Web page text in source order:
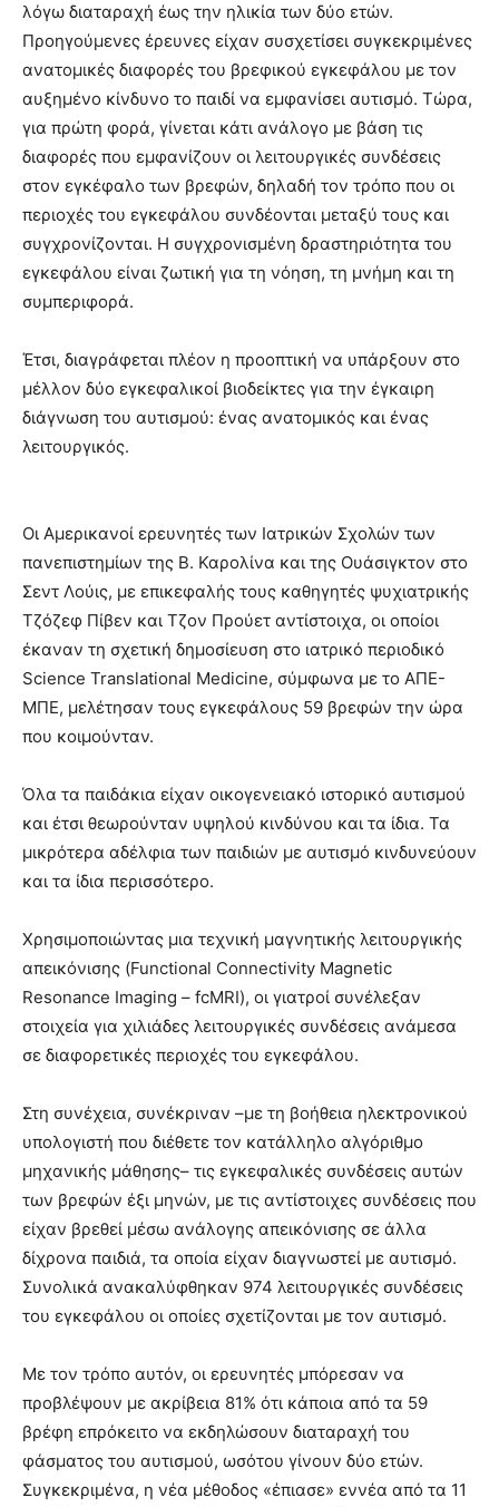
λόγω διαταραχή έως την ηλικία των δύο ετών.
Προηγούμενες έρευνες είχαν συσχετίσει συγκεκριμένες
ανατομικές διαφορές του βρεφικού εγκεφάλου με τον
αυξημένο κίνδυνο το παιδί να εμφανίσει αυτισμό. Τώρα,
για πρώτη φορά, γίνεται κάτι ανάλογο με βάση τις
διαφορές που εμφανίζουν οι λειτουργικές συνδέσεις
στον εγκέφαλο των βρεφών, δηλαδή τον τρόπο που οι
περιοχές του εγκεφάλου συνδέονται μεταξύ τους και
συγχρονίζονται. Η συγχρονισμένη δραστηριότητα του
εγκεφάλου είναι ζωτική για τη νόηση, τη μνήμη και τη
συμπεριφορά.
Έτσι, διαγράφεται πλέον η προοπτική να υπάρξουν στο
μέλλον δύο εγκεφαλικοί βιοδείκτες για την έγκαιρη
διάγνωση του αυτισμού: ένας ανατομικός και ένας
λειτουργικός.
Οι Αμερικανοί ερευνητές των Ιατρικών Σχολών των
πανεπιστημίων της Β. Καρολίνα και της Ουάσιγκτον στο
Σεντ Λούις, με επικεφαλής τους καθηγητές ψυχιατρικής
Τζόζεφ Πίβεν και Τζον Προύετ αντίστοιχα, οι οποίοι
έκαναν τη σχετική δημοσίευση στο ιατρικό περιοδικό
Science Translational Medicine, σύμφωνα με το ΑΠΕ-
ΜΠΕ, μελέτησαν τους εγκεφάλους 59 βρεφών την ώρα
που κοιμούνταν.
Όλα τα παιδάκια είχαν οικογενειακό ιστορικό αυτισμού
και έτσι θεωρούνταν υψηλού κινδύνου και τα ίδια. Τα
μικρότερα αδέλφια των παιδιών με αυτισμό κινδυνεύουν
και τα ίδια περισσότερο.
Χρησιμοποιώντας μια τεχνική μαγνητικής λειτουργικής
απεικόνισης (Functional Connectivity Magnetic
Resonance Imaging – fcMRI), οι γιατροί συνέλεξαν
στοιχεία για χιλιάδες λειτουργικές συνδέσεις ανάμεσα
σε διαφορετικές περιοχές του εγκεφάλου.
Στη συνέχεια, συνέκριναν –με τη βοήθεια ηλεκτρονικού
υπολογιστή που διέθετε τον κατάλληλο αλγόριθμο
μηχανικής μάθησης– τις εγκεφαλικές συνδέσεις αυτών
των βρεφών έξι μηνών, με τις αντίστοιχες συνδέσεις που
είχαν βρεθεί μέσω ανάλογης απεικόνισης σε άλλα
δίχρονα παιδιά, τα οποία είχαν διαγνωστεί με αυτισμό.
Συνολικά ανακαλύφθηκαν 974 λειτουργικές συνδέσεις
του εγκεφάλου οι οποίες σχετίζονται με τον αυτισμό.
Με τον τρόπο αυτόν, οι ερευνητές μπόρεσαν να
προβλέψουν με ακρίβεια 81% ότι κάποια από τα 59
βρέφη επρόκειτο να εκδηλώσουν διαταραχή του
φάσματος του αυτισμού, ωσότου γίνουν δύο ετών.
Συγκεκριμένα, η νέα μέθοδος «έπιασε» εννέα από τα 11